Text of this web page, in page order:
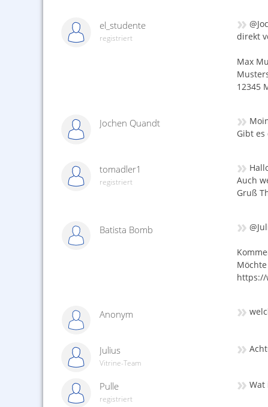
el_studente
registriert
»
direkt
Max
12345
Jochen Quandt »
Gibt es
tomadler1
registriert
»
Auch
Gruß
Batista Bomb »
https://
Anonym »
Julius
Vitrine-Team
»
Pulle
registriert
» Wat